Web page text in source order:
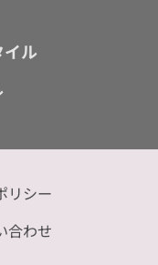
イル
リシー
合わせ